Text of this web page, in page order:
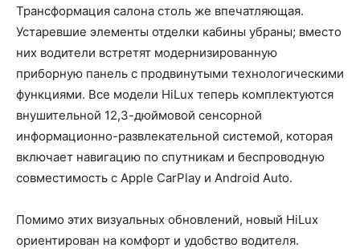
Трансформация салона столь же впечатляющая.
Устаревшие элементы отделки кабины убраны; вместо
них водители встретят модернизированную
приборную панель с продвинутыми технологическими
функциями. Все модели HiLux теперь комплектуются
внушительной 12,3-дюймовой сенсорной
информационно-развлекательной системой, которая
включает навигацию по спутникам и беспроводную
совместимость с Apple CarPlay и Android Auto.
Помимо этих визуальных обновлений, новый HiLux
ориентирован на комфорт и удобство водителя.